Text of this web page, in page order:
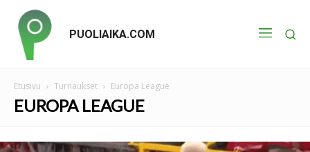
PUOLIAIKA.COM
Etusivu Turnaukset Europa League
EUROPA LEAGUE